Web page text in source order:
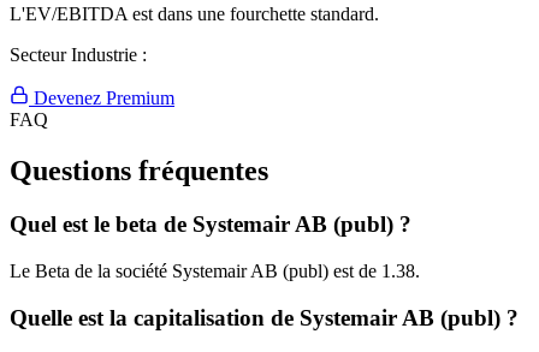
L'EV/EBITDA est dans une fourchette standard.
Secteur Industrie :
Devenez Premium
FAQ
Questions fréquentes
Quel est le beta de Systemair AB (publ) ?
Le Beta de la société Systemair AB (publ) est de 1.38.
Quelle est la capitalisation de Systemair AB (publ) ?